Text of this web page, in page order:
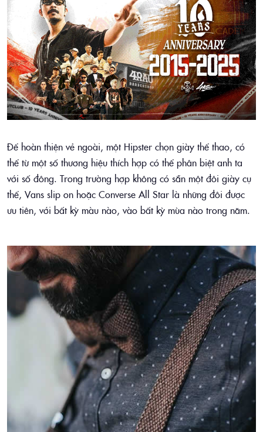
Để hoàn thiện vẻ ngoài, một Hipster chọn giày thể thao, có
thể từ một số thương hiệu thích hợp có thể phân biệt anh ta
với số đông. Trong trường hợp không có sẵn một đôi giày cụ
thể, Vans slip on hoặc Converse All Star là những đôi được
ưu tiên, với bất kỳ màu nào, vào bất kỳ mùa nào trong năm.